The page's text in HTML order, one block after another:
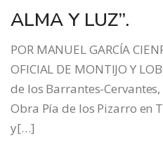
ALMA Y LUZ”.
POR MANUEL GARCÍA
OFICIAL DE MONTIJO Y
de los Barrantes-
Obra Pía de los Pizarro en
y[…]